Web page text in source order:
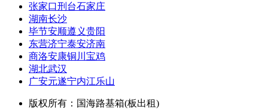
张家口刑台石家庄
湖南长沙
毕节安顺遵义贵阳
东营济宁泰安济南
商洛安康铜川宝鸡
湖北武汉
广安元遂宁内江乐山
版权所有：国海路基箱(板出租)